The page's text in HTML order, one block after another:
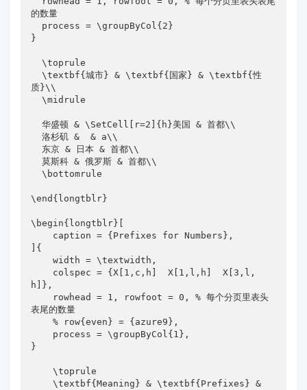
的数量
}
  \toprule
  \textbf{城市} & \textbf{国家} & \textbf{性
质}\\
  \midrule
  华盛顿 & \SetCell[r=2]{h}美国 & 首都\\
  洛杉矶 &  & a\\
  莫斯科 & 俄罗斯 & 首都\\
  \bottomrule
\end{longtblr}
\begin{longtblr}[
]{
    width = \textwidth,
h]},
表尾的数量
    % row{even} = {azure9},
}
    \toprule
    \textbf{Meaning} & \textbf{Prefixes} &